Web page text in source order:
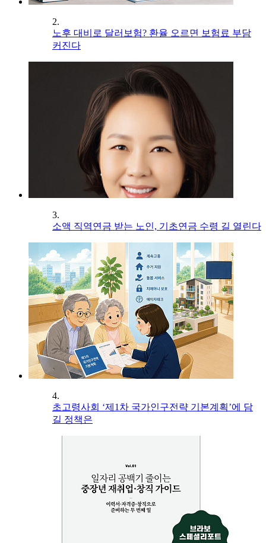
2.
노후 대비로 달러보험? 환율 오르면 보험료 부담
커진다
3.
소액 직역연금 받는 노인, 기초연금 수령 길 열린다
4.
초고령사회 ‘제1차 국가인구전략 기본계획’에 담
길 정책은